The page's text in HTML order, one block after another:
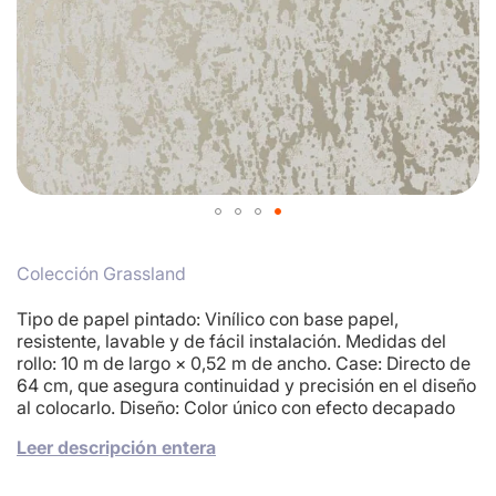
the
of
the
images
gallery
Colección Grassland
Tipo de papel pintado: Vinílico con base papel,
resistente, lavable y de fácil instalación. Medidas del
rollo: 10 m de largo × 0,52 m de ancho. Case: Directo de
64 cm, que asegura continuidad y precisión en el diseño
al colocarlo. Diseño: Color único con efecto decapado
dorado, que aportan luminosidad y sofisticación.
Leer descripción entera